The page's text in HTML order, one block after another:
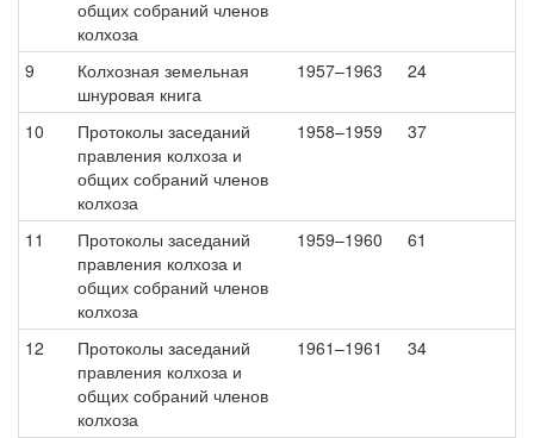
общих собраний членов
колхоза
9
Колхозная земельная
шнуровая книга
1957–1963 24
10
Протоколы заседаний
правления колхоза и
общих собраний членов
колхоза
1958–1959 37
11
Протоколы заседаний
правления колхоза и
общих собраний членов
колхоза
1959–1960 61
12
Протоколы заседаний
правления колхоза и
общих собраний членов
колхоза
1961–1961 34